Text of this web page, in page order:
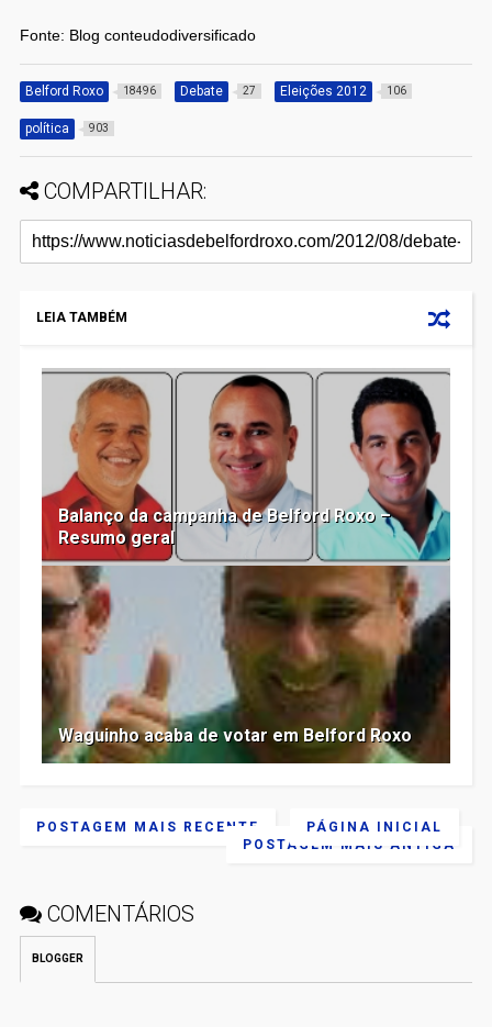
Fonte: Blog conteudodiversificado
Belford Roxo 18496 Debate 27 Eleições 2012 106
política 903
COMPARTILHAR:
LEIA TAMBÉM
Balanço da campanha de Belford Roxo –
Resumo geral
Waguinho acaba de votar em Belford Roxo
POSTAGEM MAIS RECENTE
POSTAGEM MAIS ANTIGA
PÁGINA INICIAL
COMENTÁRIOS
BLOGGER